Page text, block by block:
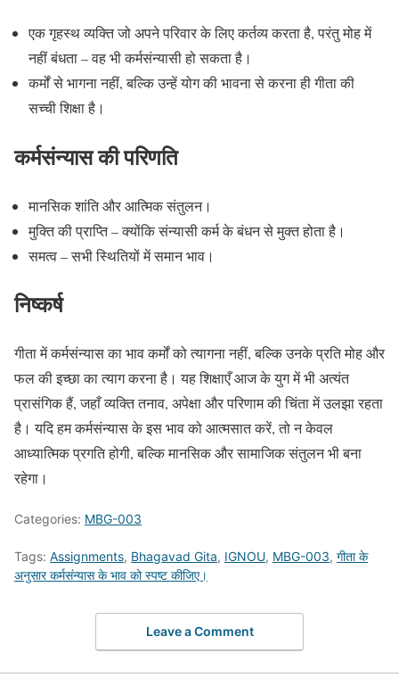
एक गृहस्थ व्यक्ति जो अपने परिवार के लिए कर्तव्य करता है, परंतु मोह में
नहीं बंधता – वह भी कर्मसंन्यासी हो सकता है।
कर्मों से भागना नहीं, बल्कि उन्हें योग की भावना से करना ही गीता की
सच्ची शिक्षा है।
कर्मसंन्यास की परिणति
मानसिक शांति और आत्मिक संतुलन।
मुक्ति की प्राप्ति – क्योंकि संन्यासी कर्म के बंधन से मुक्त होता है।
समत्व – सभी स्थितियों में समान भाव।
निष्कर्ष
गीता में कर्मसंन्यास का भाव कर्मों को त्यागना नहीं, बल्कि उनके प्रति मोह और
फल की इच्छा का त्याग करना है। यह शिक्षाएँ आज के युग में भी अत्यंत
प्रासंगिक हैं, जहाँ व्यक्ति तनाव, अपेक्षा और परिणाम की चिंता में उलझा रहता
है। यदि हम कर्मसंन्यास के इस भाव को आत्मसात करें, तो न केवल
आध्यात्मिक प्रगति होगी, बल्कि मानसिक और सामाजिक संतुलन भी बना
रहेगा।
Categories: MBG-003
Tags: Assignments, Bhagavad Gita, IGNOU, MBG-003, गीता के
अनुसार कर्मसंन्यास के भाव को स्पष्ट कीजिए।
Leave a Comment